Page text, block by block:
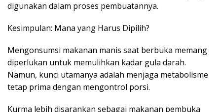
digunakan dalam proses pembuatannya.
Kesimpulan: Mana yang Harus Dipilih?
Mengonsumsi makanan manis saat berbuka memang
diperlukan untuk memulihkan kadar gula darah.
Namun, kunci utamanya adalah menjaga metabolisme
tetap prima dengan mengontrol porsi.
Kurma lebih disarankan sebagai makanan pembuka